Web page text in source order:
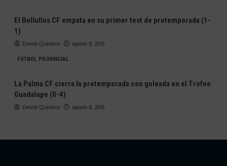
El Bollullos CF empata en su primer test de pretemporada (1-
1)
Deivid Quintero agosto 8, 2026
FÚTBOL PROVINCIAL
La Palma CF cierra la pretemporada con goleada en el Trofeo
Guadalupe (0-4)
Deivid Quintero agosto 8, 2026